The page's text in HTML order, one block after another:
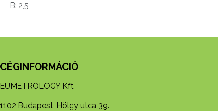
B: 2,5
CÉGINFORMÁCIÓ
EUMETROLOGY Kft.
1102 Budapest, Hölgy utca 39.